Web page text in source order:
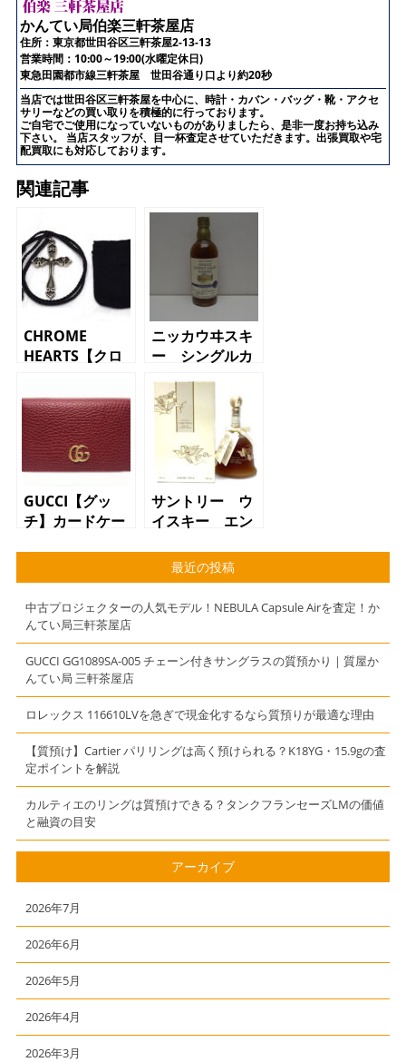
かんてい局伯楽三軒茶屋店
住所： 東京都世田谷区三軒茶屋2-13-13
営業時間：10:00～19:00(水曜定休日)
東急田園都市線三軒茶屋 世田谷通り口より約20秒
当店では世田谷区三軒茶屋を中心に、時計・カバン・バッグ・靴・アクセ
サリーなどの買い取りを積極的に行っております。
ご自宅でご使用になっていないものがありましたら、是非一度お持ち込み
下さい。 当店スタッフが、目一杯査定させていただきます。出張買取や宅
配買取にも対応しております。
関連記事
CHROME
HEARTS【クロ
クレス スペー
ドクロス シル
バー925【質
屋】【かんてい
局】【三軒茶
屋】【小田急線
豪徳寺駅のお客
ニッカウヰスキ
ー シングルカ
フェグレーン12
年 ウッディ＆
メロウ 質屋
かんてい局 三
軒茶屋店（東急
田園都市線桜新
町駅からお越し
のお客様より買
した）
GUCCI【グッ
チ】カードケー
【質】【かんて
い局】【三軒茶
屋店】【田園都
市線溝の口駅の
お客様から買
取】
サントリー ウ
イスキー エン
ド 質屋 かん
てい局 三軒茶
屋店(東急世田谷
らお越しのお客
様より買取させ
最近の投稿
中古プロジェクターの人気モデル！NEBULA Capsule Airを査定！か
んてい局三軒茶屋店
GUCCI GG1089SA-005 チェーン付きサングラスの質預かり｜質屋か
んてい局 三軒茶屋店
ロレックス 116610LVを急ぎで現金化するなら質預りが最適な理由
【質預け】Cartier パリリングは高く預けられる？K18YG・15.9gの査
定ポイントを解説
カルティエのリングは質預けできる？タンクフランセーズLMの価値
と融資の目安
アーカイブ
2026年7月
2026年6月
2026年5月
2026年4月
2026年3月